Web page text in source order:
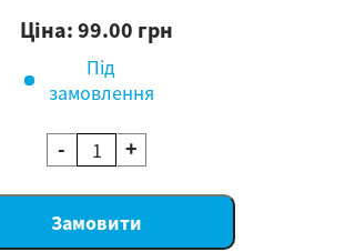
Ціна: 99.00 грн
Під
замовлення
- +